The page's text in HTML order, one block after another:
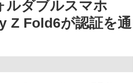
ルダブルスマホ
Z Fold6が認証を通